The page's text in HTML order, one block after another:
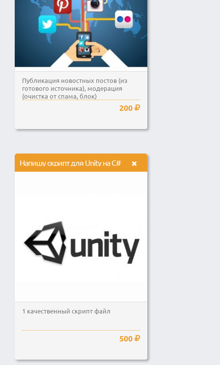
Публикация новостных постов (из
готового источника), модерация
(очистка от спама, блок)
200
Напишу скрипт для Unity на C#
1 качественный скрипт файл
500